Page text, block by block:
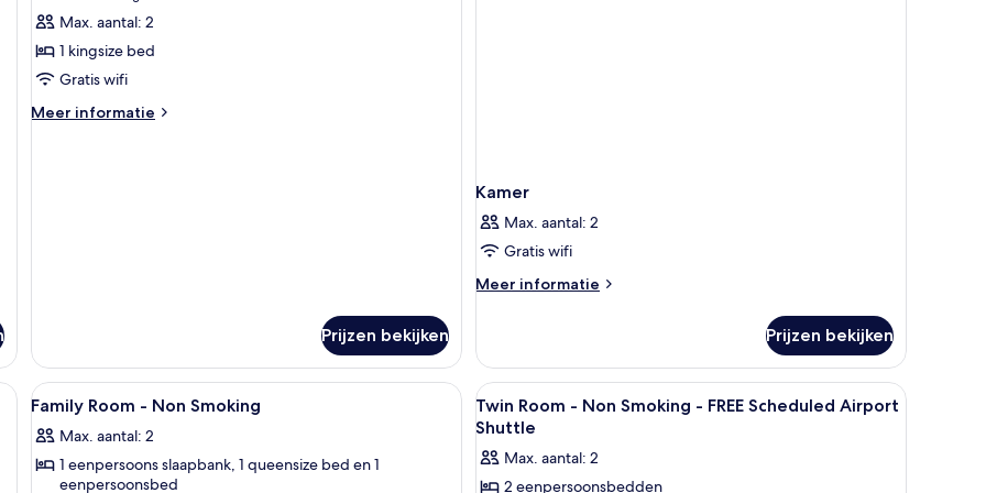
Smoking
-
Double
Room
laden
beoordeling)
Max. aantal: 2
1 kingsize bed
Gratis wifi
Meer informatie
Meer
Prijzen bekijken
Kamer
Max. aantal: 2
Gratis wifi
Meer informatie
Meer
Prijzen bekijken
een laptopwerkplek
Alle
foto's
voor
Family
Een kluis op de kamer, een bureau, een laptopwerkplek
4
Family Room - Non Smoking
Max. aantal: 2
1 eenpersoons slaapbank, 1 queensize bed en 1
eenpersoonsbed
Alle
foto's
voor
Twin
Een kluis op de kamer, een bureau, een
5
Twin Room - Non Smoking - FREE Scheduled Airport
Shuttle
Max. aantal: 2
2 eenpersoonsbedden